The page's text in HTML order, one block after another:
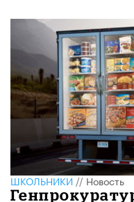
ШКОЛЬНИКИ//Новость